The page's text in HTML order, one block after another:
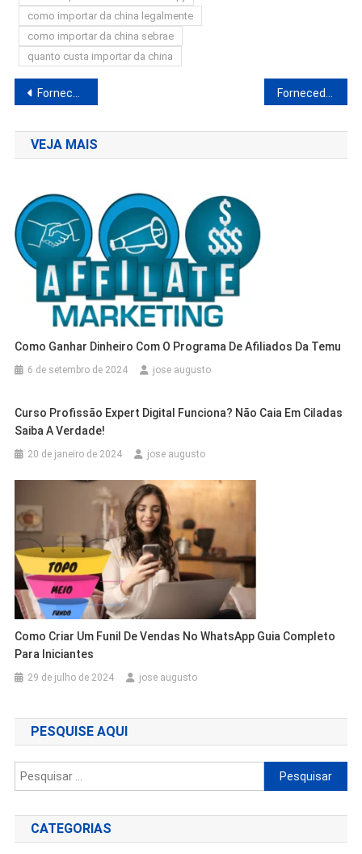
como importar da china legalmente
como importar da china sebrae
quanto custa importar da china
Navegação
de
Post
Fornecedor DropShipping NACIONAL Pulseira inteligente para revenda
VEJA MAIS
Como Ganhar Dinheiro Com O Programa De Afiliados Da Temu
6 de setembro de 2024 jose augusto
Curso Profissão Expert Digital Funciona? Não Caia Em Ciladas
Saiba A Verdade!
20 de janeiro de 2024 jose augusto
Como Criar Um Funil De Vendas No WhatsApp Guia Completo
Para Iniciantes
29 de julho de 2024 jose augusto
PESQUISE AQUI
Pesquisar
por:
CATEGORIAS